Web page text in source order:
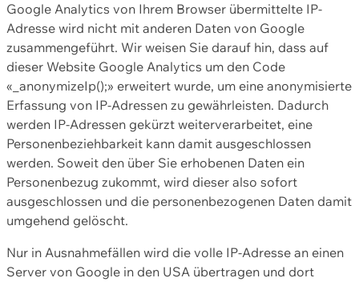
Google Analytics von Ihrem Browser übermittelte IP-
Adresse wird nicht mit anderen Daten von Google
zusammengeführt. Wir weisen Sie darauf hin, dass auf
dieser Website Google Analytics um den Code
«_anonymizeIp();» erweitert wurde, um eine anonymisierte
Erfassung von IP-Adressen zu gewährleisten. Dadurch
werden IP-Adressen gekürzt weiterverarbeitet, eine
Personenbeziehbarkeit kann damit ausgeschlossen
werden. Soweit den über Sie erhobenen Daten ein
Personenbezug zukommt, wird dieser also sofort
ausgeschlossen und die personenbezogenen Daten damit
umgehend gelöscht.
Nur in Ausnahmefällen wird die volle IP-Adresse an einen
Server von Google in den USA übertragen und dort